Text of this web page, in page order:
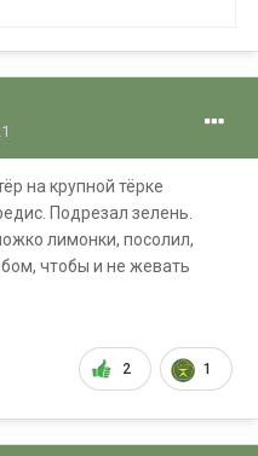
на крупной тёрке
Подрезал зелень.
лимонки, посолил,
чтобы и не жевать
2 1